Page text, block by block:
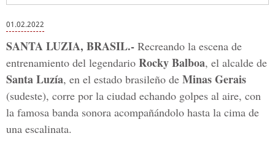
01.02.2022
SANTA LUZIA, BRASIL.- Recreando la escena de
entrenamiento del legendario Rocky Balboa, el alcalde de
Santa Luzía, en el estado brasileño de Minas Gerais
(sudeste), corre por la ciudad echando golpes al aire, con
la famosa banda sonora acompañándolo hasta la cima de
una escalinata.